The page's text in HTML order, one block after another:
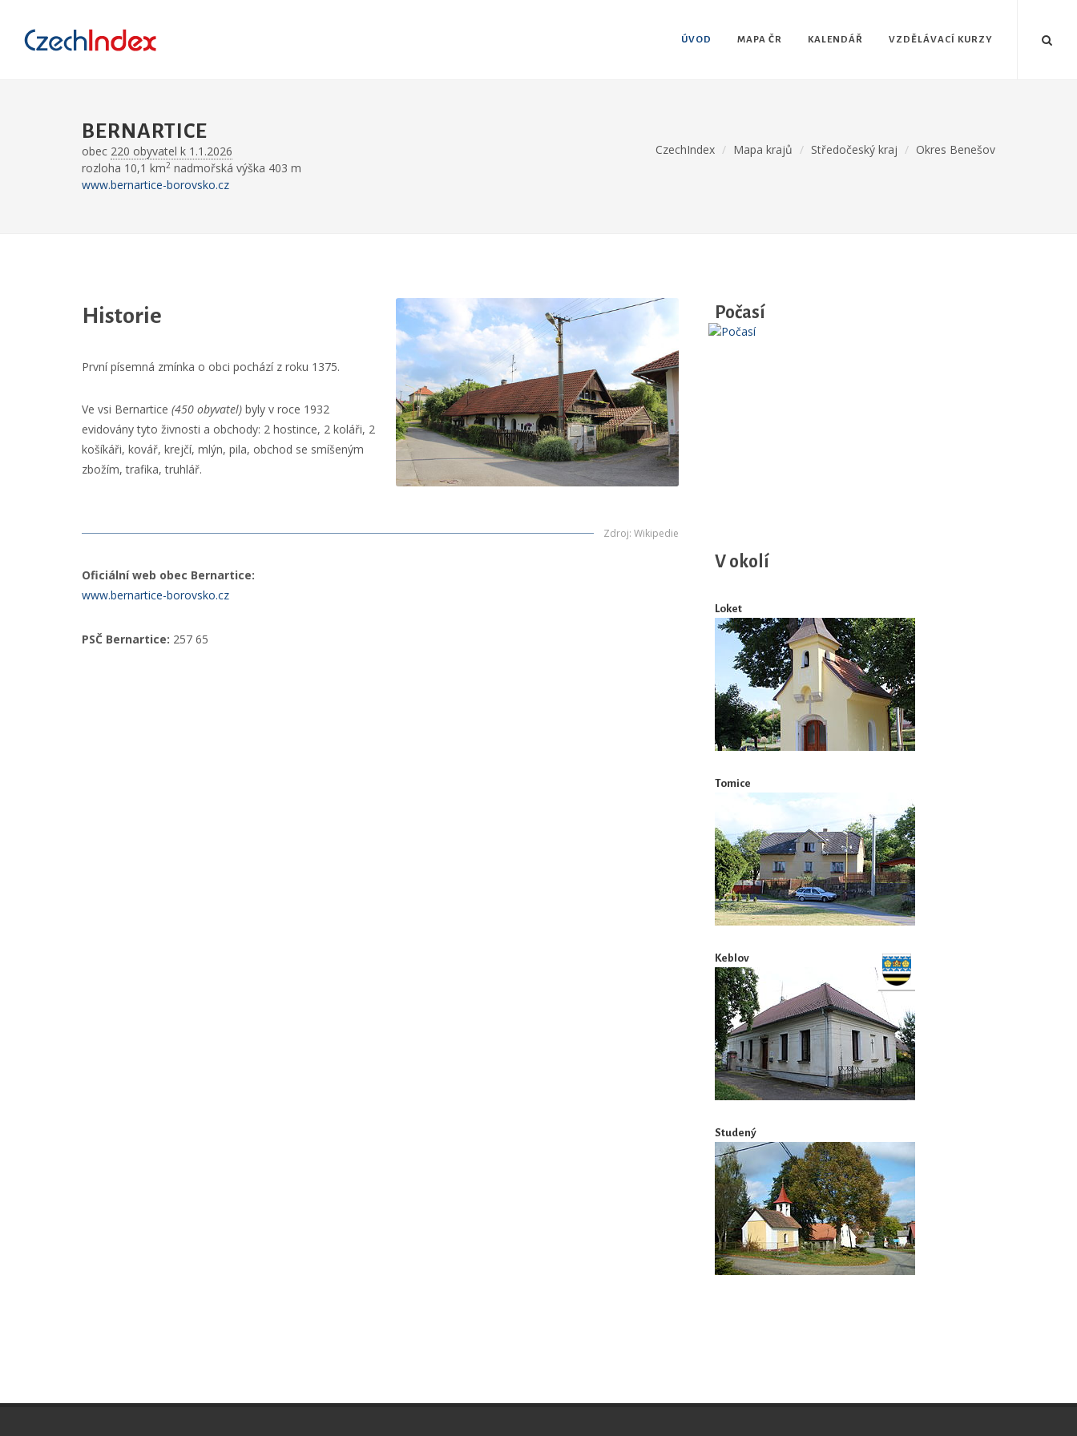
ÚVOD MAPA ČR KALENDÁŘ VZDĚLÁVACÍ KURZY
BERNARTICE
obec 220 obyvatel k 1.1.2026
rozloha 10,1 km2 nadmořská výška 403 m
www.bernartice-borovsko.cz
CzechIndex Mapa krajů Středočeský kraj Okres Benešov
Historie
První písemná zmínka o obci pochází z roku 1375.
Ve vsi Bernartice (450 obyvatel) byly v roce 1932
evidovány tyto živnosti a obchody: 2 hostince, 2 koláři, 2
košíkáři, kovář, krejčí, mlýn, pila, obchod se smíšeným
zbožím, trafika, truhlář.
Zdroj: Wikipedie
Oficiální web obec Bernartice:
www.bernartice-borovsko.cz
PSČ Bernartice: 257 65
Počasí
V okolí
Loket
Tomice
Keblov
Studený